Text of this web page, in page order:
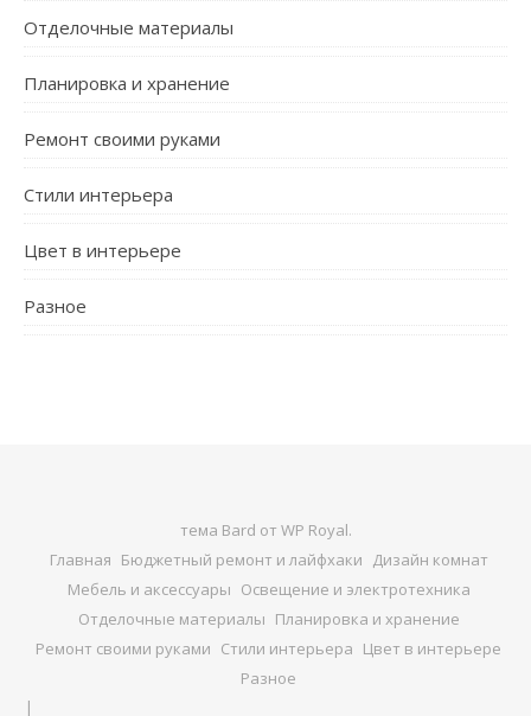
Отделочные материалы
Планировка и хранение
Ремонт своими руками
Стили интерьера
Цвет в интерьере
Разное
тема Bard от WP Royal.
Главная Бюджетный ремонт и лайфхаки Дизайн комнат
Мебель и аксессуары Освещение и электротехника
Отделочные материалы Планировка и хранение
Ремонт своими руками Стили интерьера Цвет в интерьере
Разное